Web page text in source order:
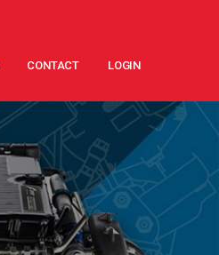
CONTACT LOGIN